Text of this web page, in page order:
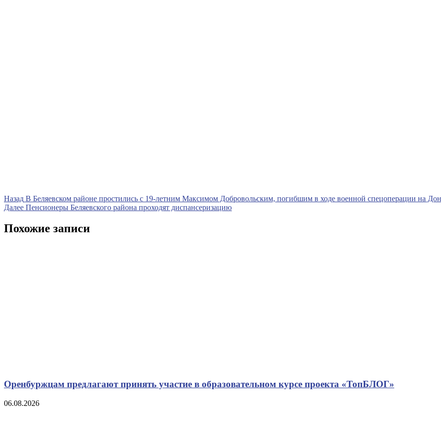
Навигация
по
записям
Назад Предыдущая
запись
В Беляевском районе простились с 19-летним Максимом Добровольским, погибшим в ходе военной спецоперации на
Далее Следующая
Пенсионеры Беляевского района проходят диспансеризацию
Похожие записи
Оренбуржцам предлагают принять участие в образовательном курсе проекта «ТопБЛОГ»
06.08.2026